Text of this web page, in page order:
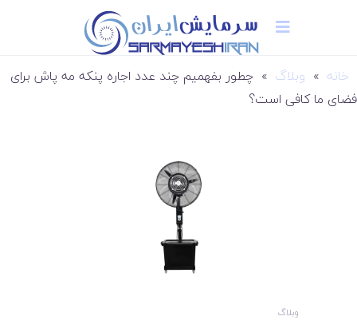
خانه » وبلاگ » چطور بفهمیم چند عدد اجاره پنکه مه پاش برای
فضای ما کافی است؟
وبلاگ